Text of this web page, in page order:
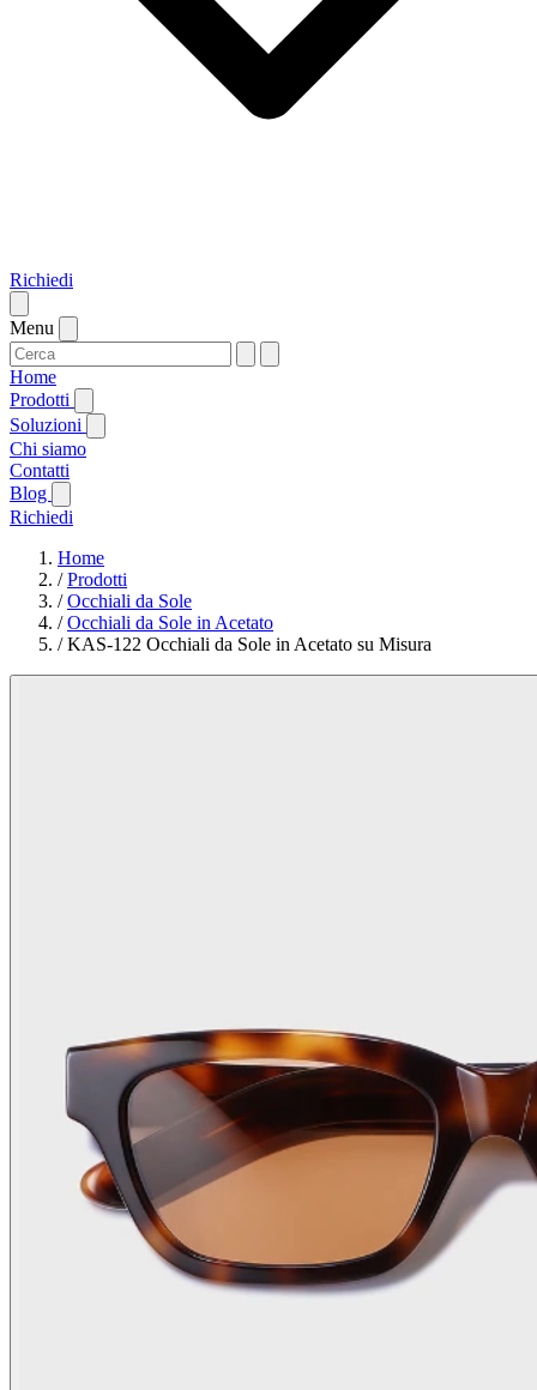
Richiedi
Menu
Home
Prodotti
Soluzioni
Chi siamo
Contatti
Blog
Richiedi
Home
/Prodotti
/Occhiali da Sole
/Occhiali da Sole in Acetato
/KAS-122 Occhiali da Sole in Acetato su Misura